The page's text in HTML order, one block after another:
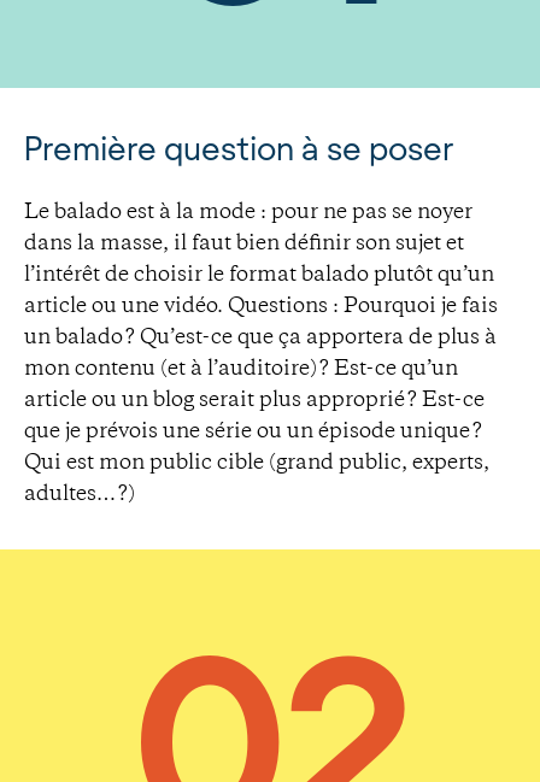
Première question à se poser
Le balado est à la mode : pour ne pas se noyer
dans la masse, il faut bien définir son sujet et
l’intérêt de choisir le format balado plutôt qu’un
article ou une vidéo. Questions : Pourquoi je fais
un balado ? Qu’est-ce que ça apportera de plus à
mon contenu (et à l’auditoire) ? Est-ce qu’un
article ou un blog serait plus approprié ? Est-ce
que je prévois une série ou un épisode unique ?
Qui est mon public cible (grand public, experts,
adultes… ?)